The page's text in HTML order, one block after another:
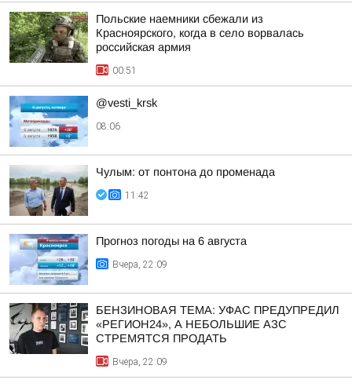
Польские наемники сбежали из
Красноярского, когда в село ворвалась
российская армия
00:51
@vesti_krsk
08:06
Чулым: от понтона до променада
11:42
Прогноз погоды на 6 августа
Вчера, 22:09
БЕНЗИНОВАЯ ТЕМА: УФАС ПРЕДУПРЕДИЛ
«РЕГИОН24», А НЕБОЛЬШИЕ АЗС
СТРЕМЯТСЯ ПРОДАТЬ
Вчера, 22:09